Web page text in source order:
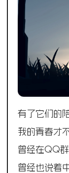
有了它们的
我的青春才
曾经在QQ群
曾经也说着